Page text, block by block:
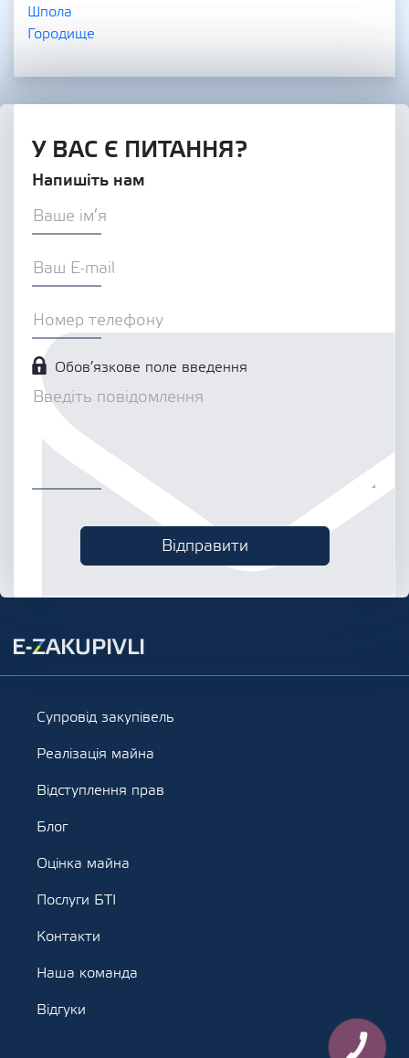
Шпола
Городище
У ВАС Є ПИТАННЯ?
Напишіть нам
Обов’язкове поле введення
Супровід закупівель
Реалізація майна
Відступлення прав
Блог
Оцінка майна
Послуги БТІ
Контакти
Наша команда
Відгуки
КНОПКА
ЗВ'ЯЗКУ